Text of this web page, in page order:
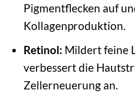
Pigmentflecken auf
Kollagenproduktion.
Retinol: Mildert feine
verbessert die
Zellerneuerung an.